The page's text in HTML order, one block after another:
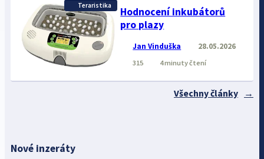
Teraristika
Hodnocení inkubátorů
pro plazy
Jan Vinduška 28.05.2026
315 4 minuty čtení
Všechny články
Nové inzeráty